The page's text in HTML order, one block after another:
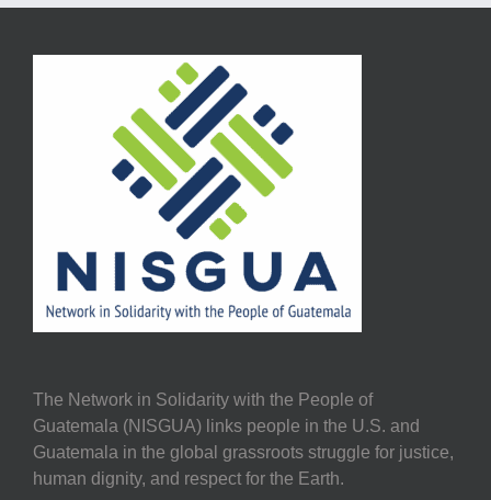
The Network in Solidarity with the People of
Guatemala (NISGUA) links people in the U.S. and
Guatemala in the global grassroots struggle for justice,
human dignity, and respect for the Earth.